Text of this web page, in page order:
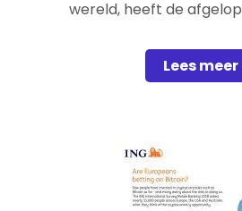
wereld, heeft de
Lees meer